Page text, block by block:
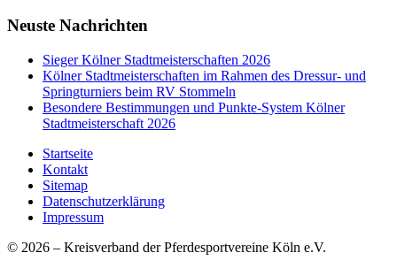
Neuste Nachrichten
Sieger Kölner Stadtmeisterschaften 2026
Kölner Stadtmeisterschaften im Rahmen des Dressur- und
Springturniers beim RV Stommeln
Besondere Bestimmungen und Punkte-System Kölner
Stadtmeisterschaft 2026
Startseite
Kontakt
Sitemap
Datenschutzerklärung
Impressum
© 2026 – Kreisverband der Pferdesportvereine Köln e.V.